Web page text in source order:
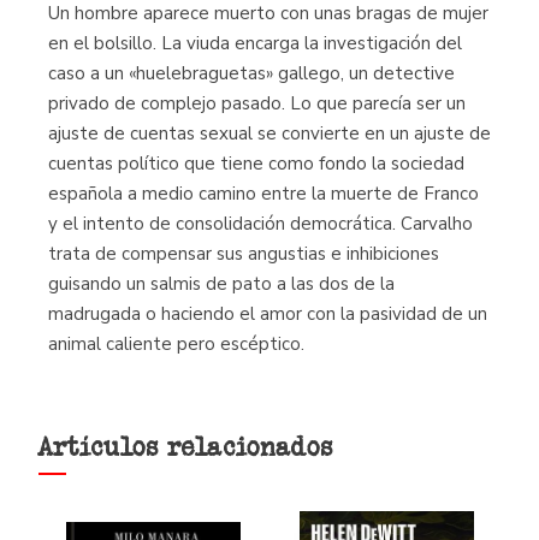
Un hombre aparece muerto con unas bragas de mujer
en el bolsillo. La viuda encarga la investigación del
caso a un «huelebraguetas» gallego, un detective
privado de complejo pasado. Lo que parecía ser un
ajuste de cuentas sexual se convierte en un ajuste de
cuentas político que tiene como fondo la sociedad
española a medio camino entre la muerte de Franco
y el intento de consolidación democrática. Carvalho
trata de compensar sus angustias e inhibiciones
guisando un salmis de pato a las dos de la
madrugada o haciendo el amor con la pasividad de un
animal caliente pero escéptico.
Artículos relacionados